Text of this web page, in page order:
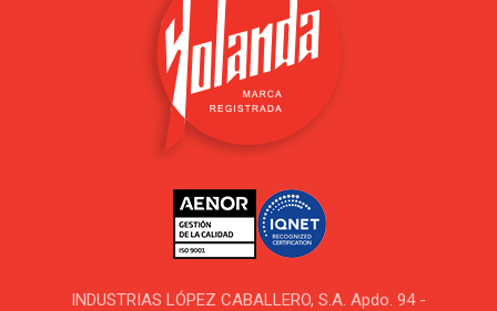
INDUSTRIAS LÓPEZ CABALLERO, S.A. Apdo. 94 -